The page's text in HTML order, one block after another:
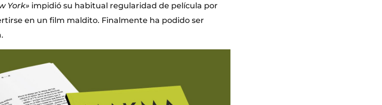
York» impidió su habitual regularidad de película por
en un film maldito. Finalmente ha podido ser